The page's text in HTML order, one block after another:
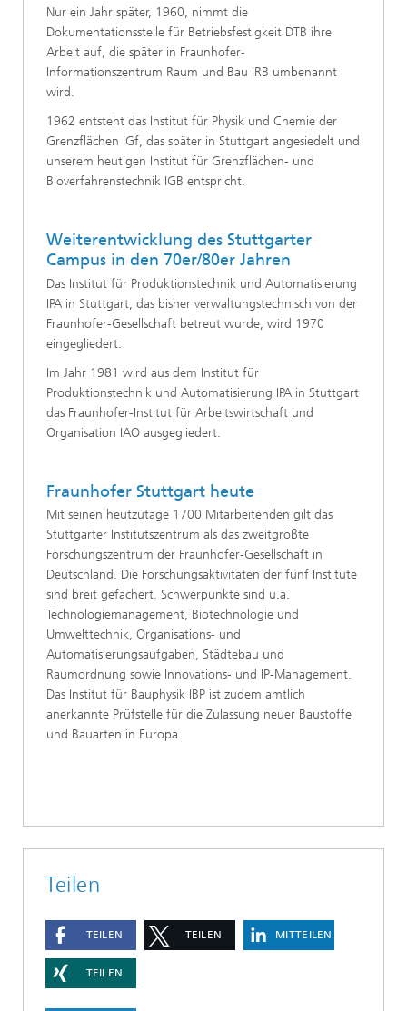
Nur ein Jahr später, 1960, nimmt die
Dokumentationsstelle für Betriebsfestigkeit DTB ihre
Arbeit auf, die später in Fraunhofer-
Informationszentrum Raum und Bau IRB umbenannt
wird.
1962 entsteht das Institut für Physik und Chemie der
Grenzflächen IGf, das später in Stuttgart angesiedelt und
unserem heutigen Institut für Grenzflächen- und
Bioverfahrenstechnik IGB entspricht.
Weiterentwicklung des Stuttgarter
Campus in den 70er/80er Jahren
Das Institut für Produktionstechnik und Automatisierung
IPA in Stuttgart, das bisher verwaltungstechnisch von der
Fraunhofer-Gesellschaft betreut wurde, wird 1970
eingegliedert.
Im Jahr 1981 wird aus dem Institut für
Produktionstechnik und Automatisierung IPA in Stuttgart
das Fraunhofer-Institut für Arbeitswirtschaft und
Organisation IAO ausgegliedert.
Fraunhofer Stuttgart heute
Mit seinen heutzutage 1700 Mitarbeitenden gilt das
Stuttgarter Institutszentrum als das zweitgrößte
Forschungszentrum der Fraunhofer-Gesellschaft in
Deutschland. Die Forschungsaktivitäten der fünf Institute
sind breit gefächert. Schwerpunkte sind u.a.
Technologiemanagement, Biotechnologie und
Umwelttechnik, Organisations- und
Automatisierungsaufgaben, Städtebau und
Raumordnung sowie Innovations- und IP-Management.
Das Institut für Bauphysik IBP ist zudem amtlich
anerkannte Prüfstelle für die Zulassung neuer Baustoffe
und Bauarten in Europa.
Teilen
TEILEN TEILEN MITTEILEN
TEILEN